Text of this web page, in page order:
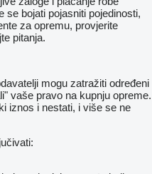
se bojati pojasniti pojedinosti,
za opremu, provjerite
pitanja.
mogu zatražiti određeni
vaše pravo na kupnju opreme.
iznos i nestati, i više se ne